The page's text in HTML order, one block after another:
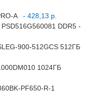
A
- 428,13 р.
DDR5 -
900-512GCS 512ГБ
1024ГБ
PF650-R-1